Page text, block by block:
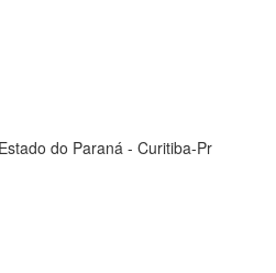
do Paraná - Curitiba-Pr